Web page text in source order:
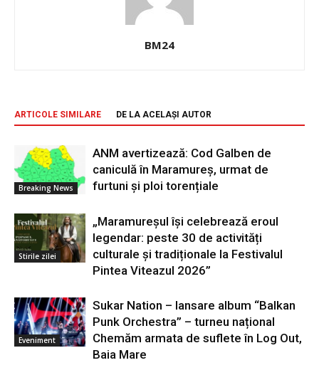
BM24
ARTICOLE SIMILARE DE LA ACELAȘI AUTOR
Breaking News
ANM avertizează: Cod Galben de
caniculă în Maramureș, urmat de
furtuni și ploi torențiale
Stirile zilei
„Maramureșul își celebrează eroul
legendar: peste 30 de activități
culturale și tradiționale la Festivalul
Pintea Viteazul 2026”
Eveniment
Sukar Nation – lansare album “Balkan
Punk Orchestra” – turneu național
Chemăm armata de suflete în Log Out,
Baia Mare